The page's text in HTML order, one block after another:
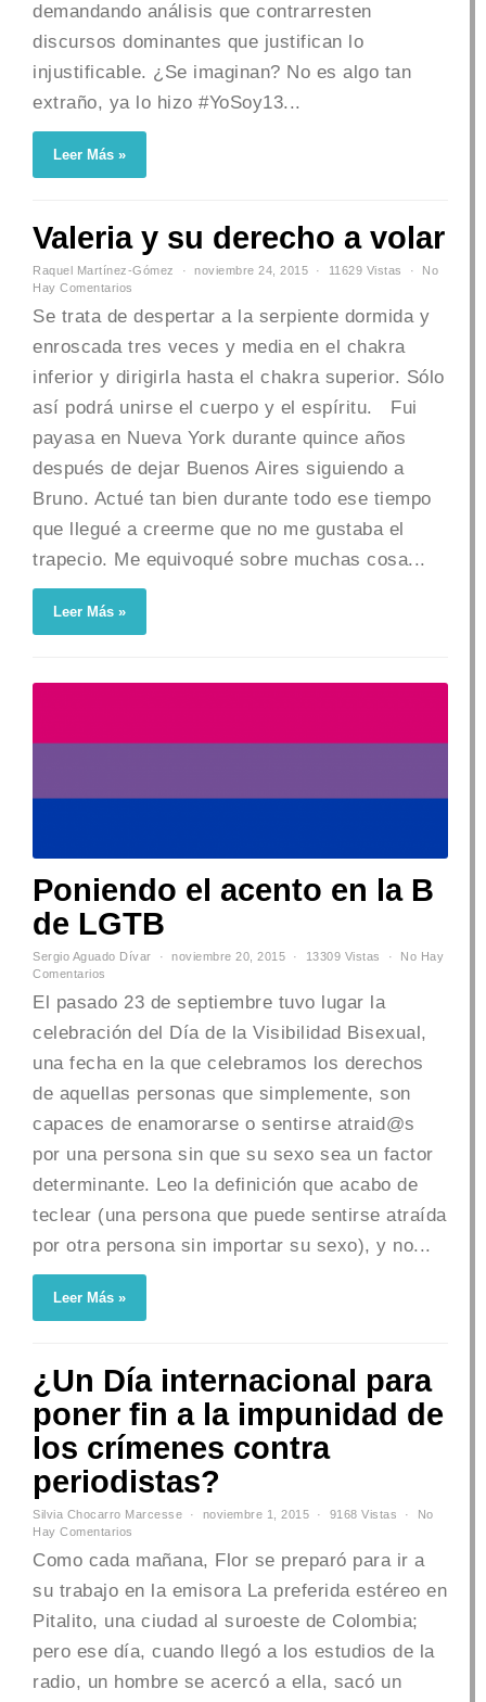
demandando análisis que contrarresten
discursos dominantes que justifican lo
injustificable. ¿Se imaginan? No es algo tan
extraño, ya lo hizo #YoSoy13...
Leer Más »
Valeria y su derecho a volar
Raquel Martínez-Gómez noviembre 24, 2015 11629 Vistas
No
Hay Comentarios
Se trata de despertar a la serpiente dormida y
enroscada tres veces y media en el chakra
inferior y dirigirla hasta el chakra superior. Sólo
así podrá unirse el cuerpo y el espíritu. Fui
payasa en Nueva York durante quince años
después de dejar Buenos Aires siguiendo a
Bruno. Actué tan bien durante todo ese tiempo
que llegué a creerme que no me gustaba el
trapecio. Me equivoqué sobre muchas cosa...
Leer Más »
Poniendo el acento en la B
de LGTB
Sergio Aguado Dívar noviembre 20, 2015 13309 Vistas
No Hay
Comentarios
El pasado 23 de septiembre tuvo lugar la
celebración del Día de la Visibilidad Bisexual,
una fecha en la que celebramos los derechos
de aquellas personas que simplemente, son
capaces de enamorarse o sentirse atraid@s
por una persona sin que su sexo sea un factor
determinante. Leo la definición que acabo de
teclear (una persona que puede sentirse atraída
por otra persona sin importar su sexo), y no...
Leer Más »
¿Un Día internacional para
poner fin a la impunidad de
los crímenes contra
periodistas?
Silvia Chocarro Marcesse noviembre 1, 2015 9168 Vistas
No
Hay Comentarios
Como cada mañana, Flor se preparó para ir a
su trabajo en la emisora La preferida estéreo en
Pitalito, una ciudad al suroeste de Colombia;
pero ese día, cuando llegó a los estudios de la
radio, un hombre se acercó a ella, sacó un